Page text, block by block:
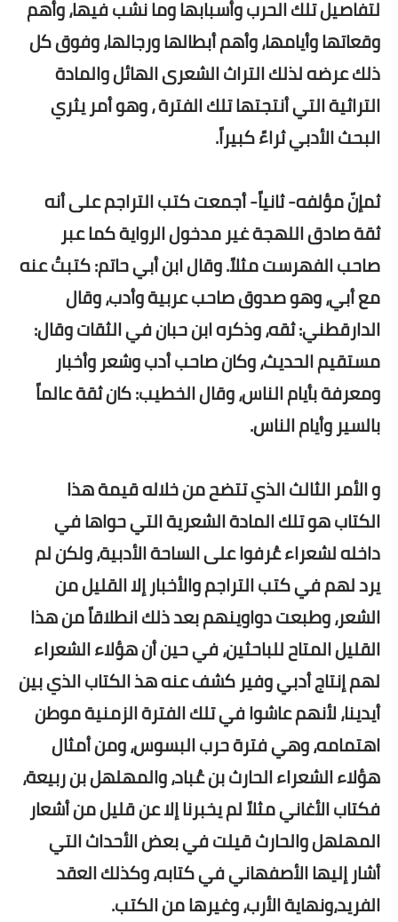
لتفاصيل تلك الحرب وأسبابها وما نشب فيها، وأهم
وقعاتها وأيامها، وأهم أبطالها ورجالها، وفوق كل
ذلك عرضه لذلك التراث الشعرى الهائل والمادة
التراثية التي أنتجتها تلك الفترة ، وهو أمر يثري
البحث الأدبي ثراءً كبيراً.
ثمإنّ مؤلفه- ثانياً- أجمعت كتب التراجم على أنه
ثقة صادق اللهجة غير مدخول الرواية كما عبر
صاحب الفهرست مثلاً. وقال ابن أبي حاتم: كتبتُ عنه
مع أبي، وهو صدوق صاحب عربية وأدب، وقال
الدارقطني: ثقه، وذكره ابن حبان في الثقات وقال:
مستقيم الحديث، وكان صاحب أدب وشعر وأخبار
ومعرفة بأيام الناس، وقال الخطيب: كان ثقة عالماً
بالسير وأيام الناس.
و الأمر الثالث الذي تتضح من خلاله قيمة هذا
الكتاب هو تلك المادة الشعرية التي حواها في
داخله لشعراء عُرفوا على الساحة الأدبية، ولكن لم
يرد لهم في كتب التراجم والأخبار إلا القليل من
الشعر، وطبعت دواوينهم بعد ذلك انطلاقاً من هذا
القليل المتاح للباحثين، في حين أن هؤلاء الشعراء
لهم إنتاج أدبي وفير كشف عنه هذ الكتاب الذي بين
أيدينا، لأنهم عاشوا في تلك الفترة الزمنية موطن
اهتمامه، وهي فترة حرب البسوس، ومن أمثال
هؤلاء الشعراء الحارث بن عُباد، والمهلهل بن ربيعة،
فكتاب الأغاني مثلاً لم يخبرنا إلا عن قليل من أشعار
المهلهل والحارث قيلت في بعض الأحداث التي
أشار إليها الأصفهاني في كتابه، وكذلك العقد
الفريد،ونهاية الأرب، وغيرها من الكتب.